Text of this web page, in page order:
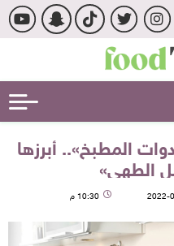
المطبخ».. أبرزها
الطهي»
10:30 م